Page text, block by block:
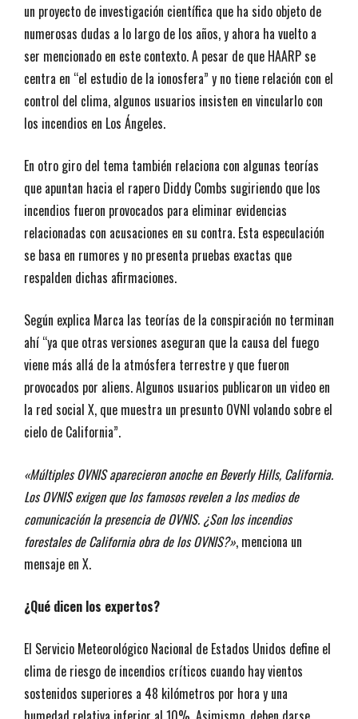
un proyecto de investigación científica que ha sido objeto de
numerosas dudas a lo largo de los años, y ahora ha vuelto a
ser mencionado en este contexto. A pesar de que HAARP se
centra en “el estudio de la ionosfera” y no tiene relación con el
control del clima, algunos usuarios insisten en vincularlo con
los incendios en Los Ángeles.
En otro giro del tema también relaciona con algunas teorías
que apuntan hacia el rapero Diddy Combs sugiriendo que los
incendios fueron provocados para eliminar evidencias
relacionadas con acusaciones en su contra. Esta especulación
se basa en rumores y no presenta pruebas exactas que
respalden dichas afirmaciones.
Según explica Marca las teorías de la conspiración no terminan
ahí “ya que otras versiones aseguran que la causa del fuego
viene más allá de la atmósfera terrestre y que fueron
provocados por aliens. Algunos usuarios publicaron un video en
la red social X, que muestra un presunto OVNI volando sobre el
cielo de California”.
«Múltiples OVNIS aparecieron anoche en Beverly Hills, California.
Los OVNIS exigen que los famosos revelen a los medios de
comunicación la presencia de OVNIS. ¿Son los incendios
forestales de California obra de los OVNIS?», menciona un
mensaje en X.
¿Qué dicen los expertos?
El Servicio Meteorológico Nacional de Estados Unidos define el
clima de riesgo de incendios críticos cuando hay vientos
sostenidos superiores a 48 kilómetros por hora y una